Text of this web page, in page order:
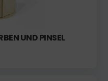
UND PINSEL